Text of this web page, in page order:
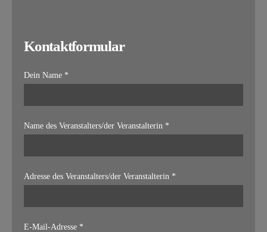
Kontaktformular
Dein Name *
Name des Veranstalters/der Veranstalterin *
Adresse des Veranstalters/der Veranstalterin *
E-Mail-Adresse *